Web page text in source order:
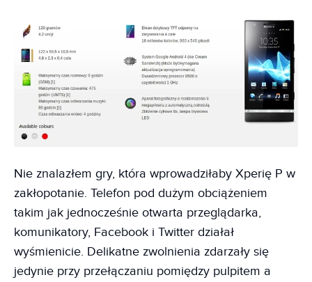
Nie znalazłem gry, która wprowadziłaby Xperię P w
zakłopotanie. Telefon pod dużym obciążeniem
takim jak jednocześnie otwarta przeglądarka,
komunikatory, Facebook i Twitter działał
wyśmienicie. Delikatne zwolnienia zdarzały się
jedynie przy przełączaniu pomiędzy pulpitem a